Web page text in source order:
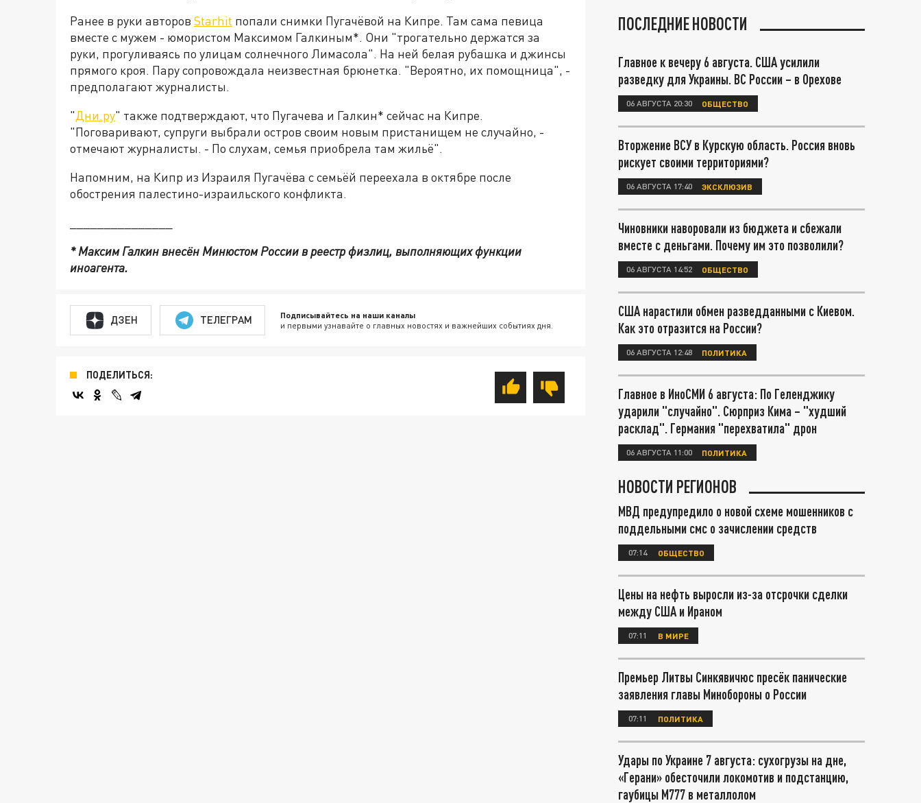
Ранее в руки авторов Starhit попали снимки Пугачёвой на Кипре. Там сама певица
вместе с мужем - юмористом Максимом Галкиным*. Они "трогательно держатся за
руки, прогуливаясь по улицам солнечного Лимасола". На ней белая рубашка и джинсы
прямого кроя. Пару сопровождала неизвестная брюнетка. "Вероятно, их помощница", -
предполагают журналисты.
"Дни.ру" также подтверждают, что Пугачева и Галкин* сейчас на Кипре.
"Поговаривают, супруги выбрали остров своим новым пристанищем не случайно, -
отмечают журналисты. - По слухам, семья приобрела там жильё".
Напомним, на Кипр из Израиля Пугачёва с семьёй переехала в октябре после
обострения палестино-израильского конфликта.
* Максим Галкин внесён Минюстом России в реестр физлиц, выполняющих функции
иноагента.
ДЗЕН ТЕЛЕГРАМ Подписывайтесь на наши каналы
и первыми узнавайте о главных новостях и важнейших событиях дня.
ПОДЕЛИТЬСЯ:
ПОСЛЕДНИЕ НОВОСТИ
Главное к вечеру 6 августа. США усилили
разведку для Украины. ВС России – в Орехове
06 АВГУСТА 20:30 ОБЩЕСТВО
Вторжение ВСУ в Курскую область. Россия вновь
рискует своими территориями?
06 АВГУСТА 17:40 ЭКСКЛЮЗИВ
Чиновники наворовали из бюджета и сбежали
вместе с деньгами. Почему им это позволили?
06 АВГУСТА 14:52 ОБЩЕСТВО
США нарастили обмен разведданными с Киевом.
Как это отразится на России?
06 АВГУСТА 12:48 ПОЛИТИКА
Главное в ИноСМИ 6 августа: По Геленджику
ударили "случайно". Сюрприз Кима – "худший
расклад". Германия "перехватила" дрон
06 АВГУСТА 11:00 ПОЛИТИКА
НОВОСТИ РЕГИОНОВ
МВД предупредило о новой схеме мошенников с
поддельными смс о зачислении средств
07:14 ОБЩЕСТВО
Цены на нефть выросли из-за отсрочки сделки
между США и Ираном
07:11 В МИРЕ
Премьер Литвы Синкявичюс пресёк панические
заявления главы Минобороны о России
07:11 ПОЛИТИКА
Удары по Украине 7 августа: сухогрузы на дне,
«Герани» обесточили локомотив и подстанцию,
гаубицы М777 в металлолом